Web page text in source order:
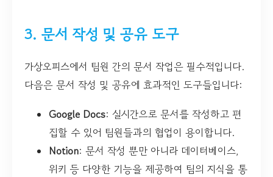
3. 문서 작성 및 공유 도구
가상오피스에서 팀원 간의 문서 작업은 필수적입니다.
다음은 문서 작성 및 공유에 효과적인 도구들입니다:
Google Docs: 실시간으로 문서를 작성하고 편
집할 수 있어 팀원들과의 협업이 용이합니다.
Notion: 문서 작성 뿐만 아니라 데이터베이스,
위키 등 다양한 기능을 제공하여 팀의 지식을 통